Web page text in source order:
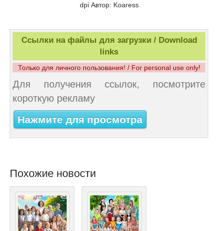
dpi Автор: Koaress
Ссылки на файлы для загрузки / Download
links
Только для личного пользования! / For personal use only!
Для получения ссылок, посмотрите
короткую рекламу
Нажмите для просмотра
Похожие новости